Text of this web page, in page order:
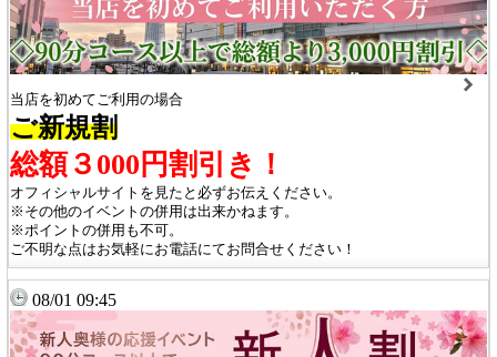
当店を初めてご利用の場合
ご新規割
総額３000円割引き！
オフィシャルサイトを見たと必ずお伝えください。
※その他のイベントの併用は出来かねます。
※ポイントの併用も不可。
ご不明な点はお気軽にお電話にてお問合せください！
08/01 09:45